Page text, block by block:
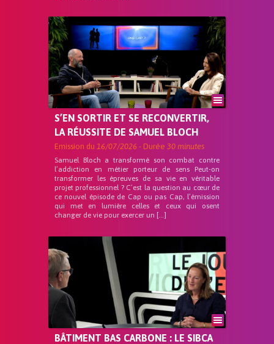
S’EN SORTIR ET SE RECONVERTIR,
LA RÉUSSITE DE SAMUEL BLOCH
Emission du 16/07/2026 - Durée 30 minutes
Samuel Bloch a transformé son combat contre
l’addiction en métier porteur de sens Peut-on
transformer les épreuves de sa vie en véritable
projet professionnel ? C’est la question au cœur de
ce nouvel épisode de Cap ou pas Cap, l’émission
qui met en lumière celles et ceux qui osent
changer de vie pour exercer un […]
BÂTIMENT BAS CARBONE : LE SIBCA